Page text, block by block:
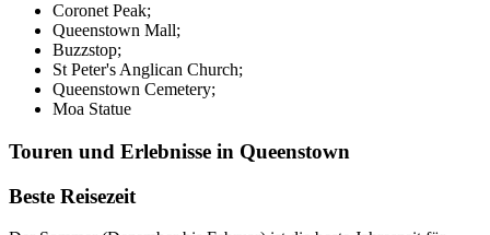
Coronet Peak;
Queenstown Mall;
Buzzstop;
St Peter's Anglican Church;
Queenstown Cemetery;
Moa Statue
Touren und Erlebnisse in Queenstown
Beste Reisezeit